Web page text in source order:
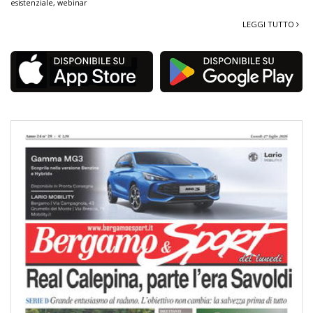
esistenziale, webinar
LEGGI TUTTO